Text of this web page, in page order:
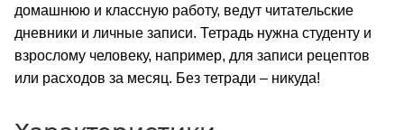
домашнюю и классную работу, ведут читательские
дневники и личные записи. Тетрадь нужна студенту и
взрослому человеку, например, для записи рецептов
или расходов за месяц. Без тетради – никуда!